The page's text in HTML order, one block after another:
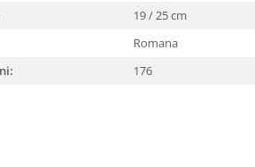
19 / 25 cm
Romana
176